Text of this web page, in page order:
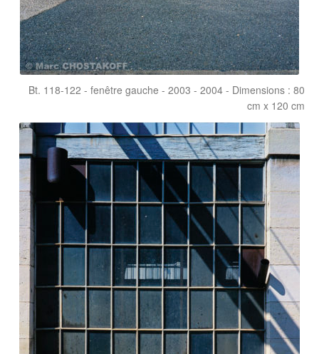
Bt. 118-122 - fenêtre gauche - 2003 - 2004 - Dimensions : 80
cm x 120 cm